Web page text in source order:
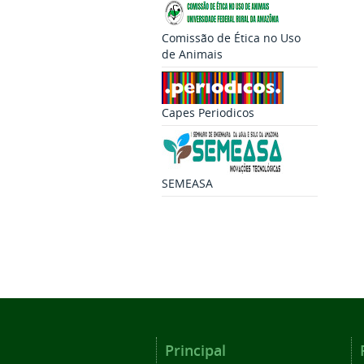
Comissão de Ética no Uso
de Animais
Capes Periodicos
SEMEASA
Principal